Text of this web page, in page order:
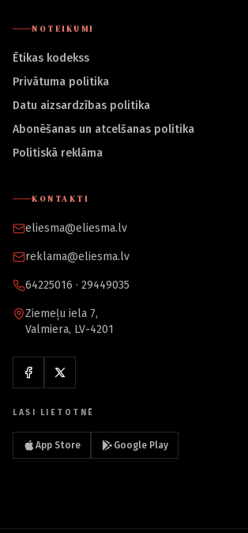
NOTEIKUMI
Ētikas kodekss
Privātuma politika
Datu aizsardzības politika
Abonēšanas un atcelšanas politika
Politiskā reklāma
KONTAKTI
eliesma@eliesma.lv
reklama@eliesma.lv
64225016 · 29449035
Ziemeļu iela 7,
Valmiera, LV-4201
LASI LIETOTNĒ
App Store Google Play